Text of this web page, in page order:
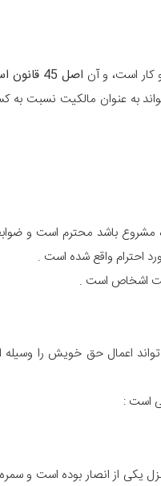
است، و آن اصل 45 قانون اساسی
عنوان مالکیت نسبت به
باشد محترم است و
احترام واقع شده است .
اشخاص است .
اعمال حق خویش را وسیله
است :
از انصار بوده است و سمره